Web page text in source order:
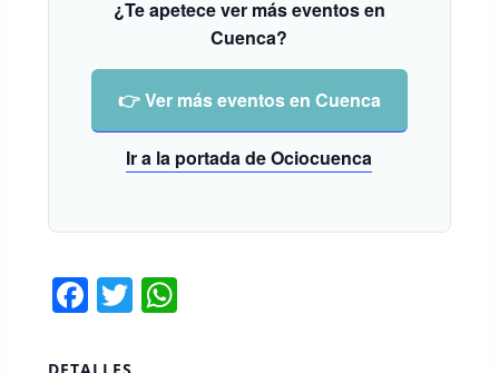
¿Te apetece ver más eventos en
Cuenca?
👉 Ver más eventos en Cuenca
Ir a la portada de Ociocuenca
F T W